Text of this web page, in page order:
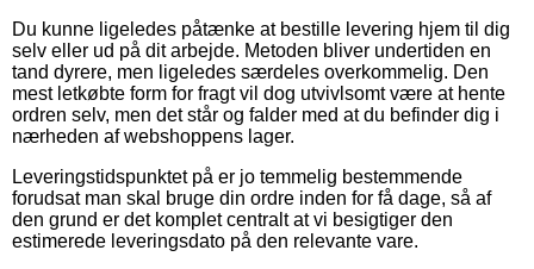
Du kunne ligeledes påtænke at bestille levering hjem til dig
selv eller ud på dit arbejde. Metoden bliver undertiden en
tand dyrere, men ligeledes særdeles overkommelig. Den
mest letkøbte form for fragt vil dog utvivlsomt være at hente
ordren selv, men det står og falder med at du befinder dig i
nærheden af webshoppens lager.
Leveringstidspunktet på er jo temmelig bestemmende
forudsat man skal bruge din ordre inden for få dage, så af
den grund er det komplet centralt at vi besigtiger den
estimerede leveringsdato på den relevante vare.